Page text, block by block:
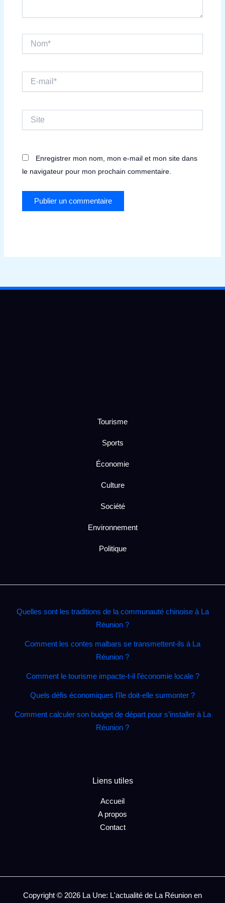
mail*
Enregistrer mon nom, mon e-mail et mon site dans
le navigateur pour mon prochain commentaire.
Tourisme
Sports
Économie
Culture
Société
Environnement
Politique
Quelles sont les traditions de la communauté chinoise à La
Réunion ?
Comment les contes malbars se transmettent‑ils à La
Réunion ?
Comment le tourisme impacte‑t‑il l’économie locale ?
Quels défis économiques l’île doit‑elle surmonter ?
Comment calculer son budget de départ pour s’installer à La
Réunion ?
Liens utiles
Accueil
A propos
Contact
Copyright © 2026 La Une: L'actualité de La Réunion en